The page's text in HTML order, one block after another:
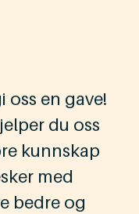
oss en gave!
du oss
kunnskap
med
bedre og